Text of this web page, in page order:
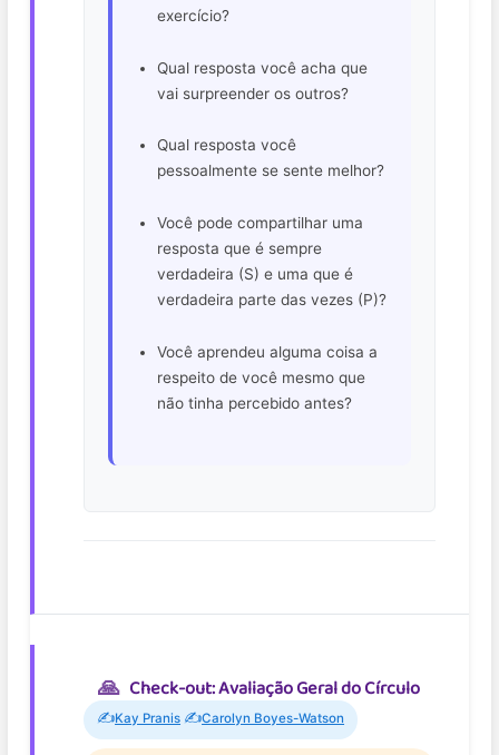
exercício?
Qual resposta você acha que
vai surpreender os outros?
Qual resposta você
pessoalmente se sente melhor?
Você pode compartilhar uma
resposta que é sempre
verdadeira (S) e uma que é
verdadeira parte das vezes (P)?
Você aprendeu alguma coisa a
respeito de você mesmo que
não tinha percebido antes?
Check-out: Avaliação Geral do Círculo
✍️Kay Pranis ✍️Carolyn Boyes-Watson